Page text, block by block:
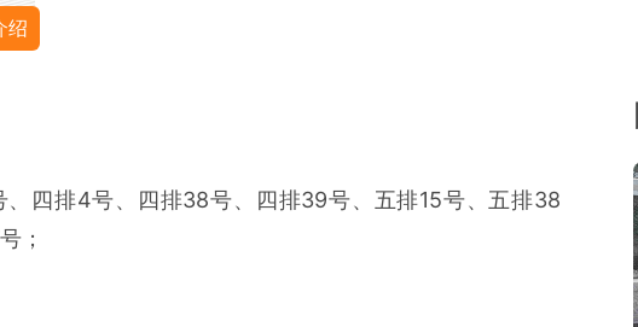
绍
四排4号、四排38号、四排39号、五排15号、五排38
；